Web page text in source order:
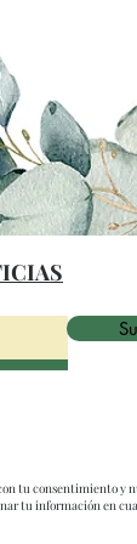
tu consentimiento y
tu información en